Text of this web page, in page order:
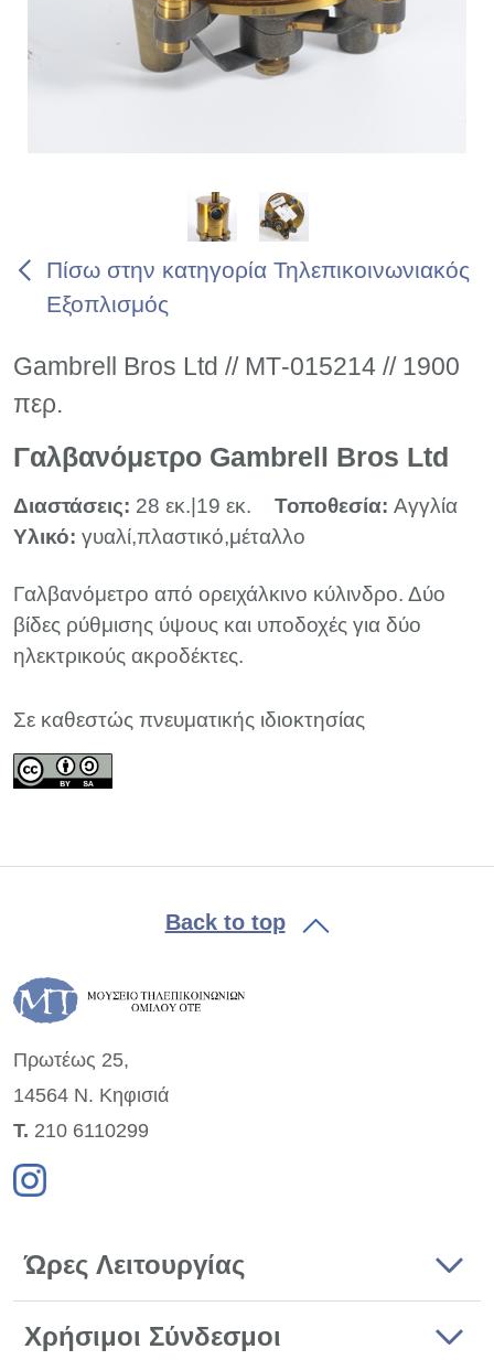
Πίσω στην κατηγορία Τηλεπικοινωνιακός
Εξοπλισμός
Gambrell Bros Ltd // ΜΤ-015214 // 1900
περ.
Γαλβανόμετρο Gambrell Bros Ltd
Διαστάσεις: 28 εκ.|19 εκ. Τοποθεσία: Αγγλία
Υλικό: γυαλί,πλαστικό,μέταλλο
Γαλβανόμετρο από ορειχάλκινο κύλινδρο. Δύο
βίδες ρύθμισης ύψους και υποδοχές για δύο
ηλεκτρικούς ακροδέκτες.
Σε καθεστώς πνευματικής ιδιοκτησίας
Back to top
Πρωτέως 25,
14564 Ν. Κηφισιά
Τ. 210 6110299
Ώρες Λειτουργίας
Χρήσιμοι Σύνδεσμοι